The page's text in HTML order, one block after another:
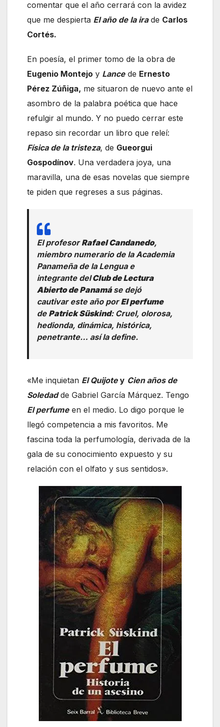
comentar que el año cerrará con la avidez
que me despierta El año de la irade Carlos
Cortés.
En poesía, el primer tomo de la obra de
Eugenio Montejo y Lancede Ernesto
Pérez Zúñiga, me situaron de nuevo ante el
asombro de la palabra poética que hace
refulgir al mundo. Y no puedo cerrar este
repaso sin recordar un libro que releí:
Física de la tristeza, de Gueorgui
Gospodínov. Una verdadera joya, una
maravilla, una de esas novelas que siempre
te piden que regreses a sus páginas.
El profesorRafael Candanedo,
miembro numerario de la Academia
Panameña de la Lengua e
integrante delClub de Lectura
Abierto de Panamáse dejó
cautivar este año porEl perfume
dePatrick Süskind: Cruel, olorosa,
hedionda, dinámica, histórica,
penetrante… así la define.
«Me inquietan El Quijotey Cien años de
Soledadde Gabriel García Márquez. Tengo
El perfumeen el medio. Lo digo porque le
llegó competencia a mis favoritos. Me
fascina toda la perfumología, derivada de la
gala de su conocimiento expuesto y su
relación con el olfato y sus sentidos».